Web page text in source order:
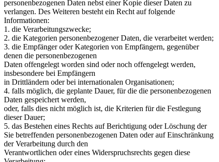
personenbezogenen Daten nebst einer Kopie dieser Daten zu
verlangen. Des Weiteren besteht ein Recht auf folgende
Informationen:
1. die Verarbeitungszwecke;
2. die Kategorien personenbezogener Daten, die verarbeitet werden;
3. die Empfänger oder Kategorien von Empfängern, gegenüber
denen die personenbezogenen
Daten offengelegt worden sind oder noch offengelegt werden,
insbesondere bei Empfängern
in Drittländern oder bei internationalen Organisationen;
4. falls möglich, die geplante Dauer, für die die personenbezogenen
Daten gespeichert werden,
oder, falls dies nicht möglich ist, die Kriterien für die Festlegung
dieser Dauer;
5. das Bestehen eines Rechts auf Berichtigung oder Löschung der
Sie betreffenden personenbezogenen Daten oder auf Einschränkung
der Verarbeitung durch den
Verantwortlichen oder eines Widerspruchsrechts gegen diese